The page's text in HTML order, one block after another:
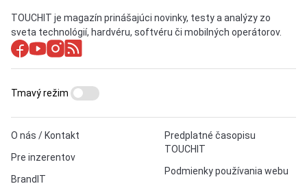
TOUCHIT je magazín prinášajúci novinky, testy a analýzy zo
sveta technológií, hardvéru, softvéru či mobilných operátorov.
O nás / Kontakt
Pre inzerentov
BrandIT
Predplatné časopisu
TOUCHIT
Podmienky používania webu
Tmavý režim